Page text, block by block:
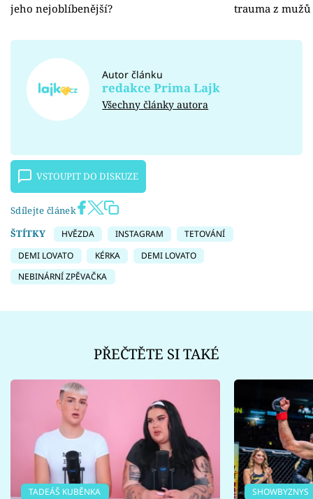
jeho nejoblíbenější? trauma z mužů
Autor článku
redakce Prima Lajk
Všechny články autora
VSTOUPIT DO DISKUZE
Sdílejte článek
ŠTÍTKY
HVĚZDA INSTAGRAM
TETOVÁNÍ
DEMI LOVATO
KÉRKA
DEMI LOVATO
NEBINÁRNÍ ZPĚVAČKA
PŘEČTĚTE SI TAKÉ
TADEÁŠ KUBĚNKA SHOWBYZNYS